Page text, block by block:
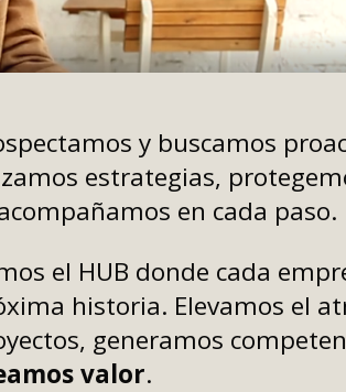
y buscamos
estrategias,
en cada paso.
el HUB donde cada
historia. Elevamos el
generamos
valor.